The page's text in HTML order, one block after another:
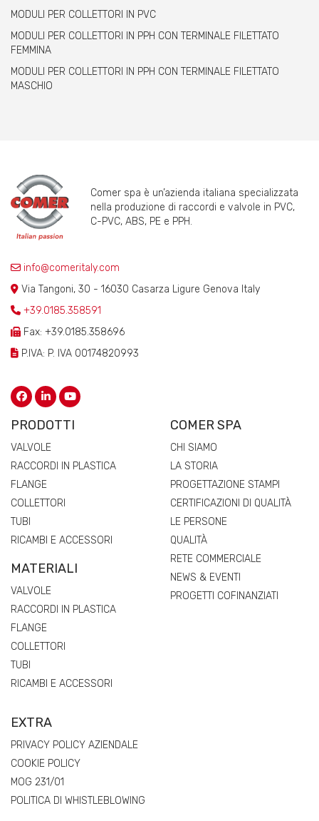
MODULI PER COLLETTORI IN PVC
MODULI PER COLLETTORI IN PPH CON TERMINALE FILETTATO
FEMMINA
MODULI PER COLLETTORI IN PPH CON TERMINALE FILETTATO
MASCHIO
Comer spa è un’azienda italiana specializzata
nella produzione di raccordi e valvole in PVC,
C-PVC, ABS, PE e PPH.
info@comeritaly.com
Via Tangoni, 30 - 16030 Casarza Ligure Genova Italy
+39.0185.358591
Fax: +39.0185.358696
P.IVA: P. IVA 00174820993
PRODOTTI
VALVOLE
RACCORDI IN PLASTICA
FLANGE
COLLETTORI
TUBI
RICAMBI E ACCESSORI
MATERIALI
VALVOLE
RACCORDI IN PLASTICA
FLANGE
COLLETTORI
TUBI
RICAMBI E ACCESSORI
COMER SPA
CHI SIAMO
LA STORIA
PROGETTAZIONE STAMPI
CERTIFICAZIONI DI QUALITÀ
LE PERSONE
QUALITÀ
RETE COMMERCIALE
NEWS & EVENTI
PROGETTI COFINANZIATI
EXTRA
PRIVACY POLICY AZIENDALE
COOKIE POLICY
MOG 231/01
POLITICA DI WHISTLEBLOWING